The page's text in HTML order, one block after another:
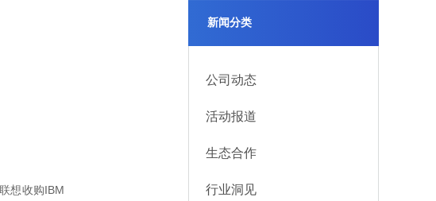
想收购IBM
新闻分类
公司动态
活动报道
生态合作
行业洞见